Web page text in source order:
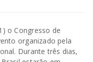
o Congresso de
organizado pela
Durante três dias,